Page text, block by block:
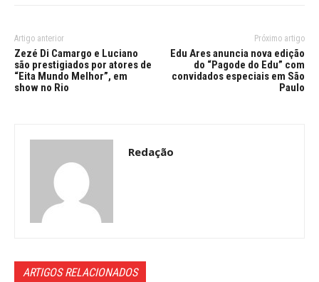
Artigo anterior
Zezé Di Camargo e Luciano
são prestigiados por atores de
“Eita Mundo Melhor”, em
show no Rio
Próximo artigo
Edu Ares anuncia nova edição
do “Pagode do Edu” com
convidados especiais em São
Paulo
Redação
ARTIGOS RELACIONADOS